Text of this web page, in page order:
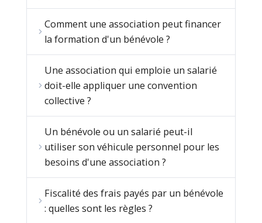
Comment une association peut financer
la formation d'un bénévole ?
Une association qui emploie un salarié
doit-elle appliquer une convention
collective ?
Un bénévole ou un salarié peut-il
utiliser son véhicule personnel pour les
besoins d'une association ?
Fiscalité des frais payés par un bénévole
: quelles sont les règles ?